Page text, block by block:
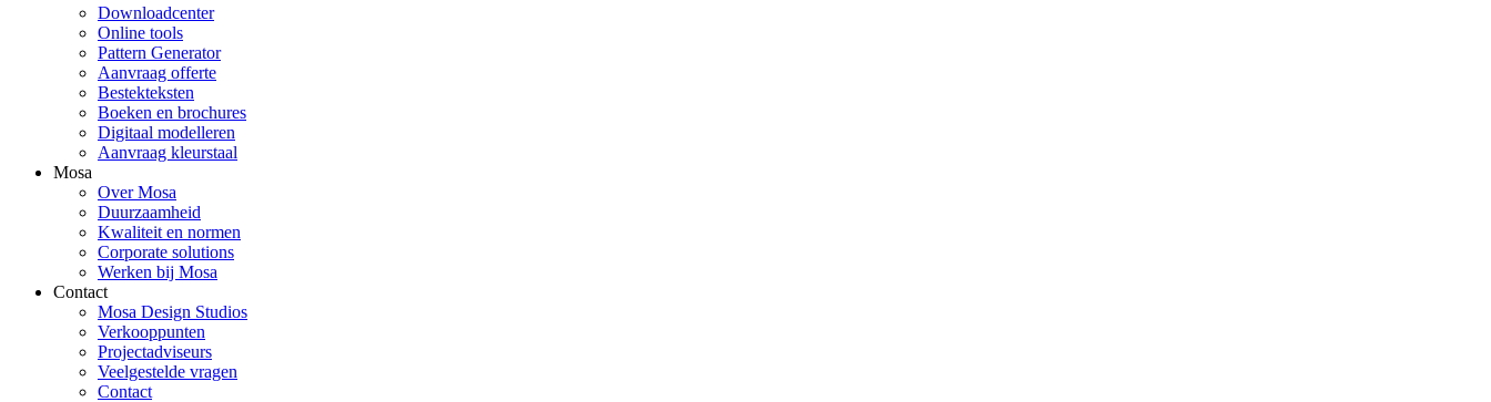
Downloadcenter
Online tools
Pattern Generator
Aanvraag offerte
Bestekteksten
Boeken en brochures
Digitaal modelleren
Aanvraag kleurstaal
Mosa
Over Mosa
Duurzaamheid
Kwaliteit en normen
Corporate solutions
Werken bij Mosa
Contact
Mosa Design Studios
Verkooppunten
Projectadviseurs
Veelgestelde vragen
Contact